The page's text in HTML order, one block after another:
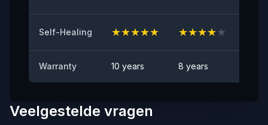
Anti-stain
Geen zichtbare vlek
Self-Healing ★★★★★ ★★★★★
Warranty 10 years 8 years
Veelgestelde vragen